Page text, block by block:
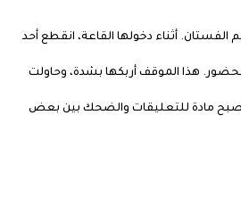
أثناء دخولها القاعة، انقطع أحد
هذا الموقف أربكها بشدة، وحاولت
مادة للتعليقات والضحك بين بعض